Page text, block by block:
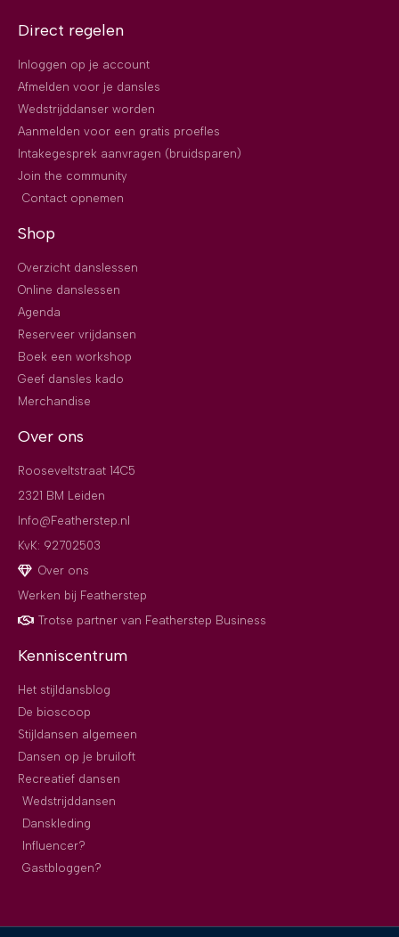
Direct regelen
Inloggen op je account
Afmelden voor je dansles
Wedstrijddanser worden
Aanmelden voor een gratis proefles
Intakegesprek aanvragen (bruidsparen)
Join the community
Contact opnemen
Shop
Overzicht danslessen
Online danslessen
Agenda
Reserveer vrijdansen
Boek een workshop
Geef dansles kado
Merchandise
Over ons
Rooseveltstraat 14C5
2321 BM Leiden
Info@Featherstep.nl
KvK: 92702503
Over ons
Werken bij Featherstep
Trotse partner van Featherstep Business
Kenniscentrum
Het stijldansblog
De bioscoop
Stijldansen algemeen
Dansen op je bruiloft
Recreatief dansen
Wedstrijddansen
Danskleding
Influencer?
Gastbloggen?